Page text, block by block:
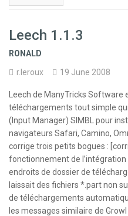
Leech 1.1.3
RONALD
r.leroux
19 June 2008
Leech de ManyTricks Software
téléchargements tout simple
(Input Manager) SIMBL pour
navigateurs Safari, Camino,
corrige trois petits bogues :
fonctionnement de
endroits de dossier de
laissait des fichiers *.part non
de téléchargements
les messages similaire de